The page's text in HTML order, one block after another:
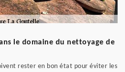
le domaine du nettoyage de
rester en bon état pour éviter les